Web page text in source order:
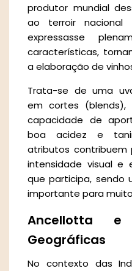
produtor mundial
ao terroir
expressasse
características,
a elaboração de
Trata-se de uma
em cortes (blends),
capacidade de
boa acidez e
atributos contribuem
intensidade visual e
que participa, sendo
importante para
Ancellotta e
Geográficas
No contexto das